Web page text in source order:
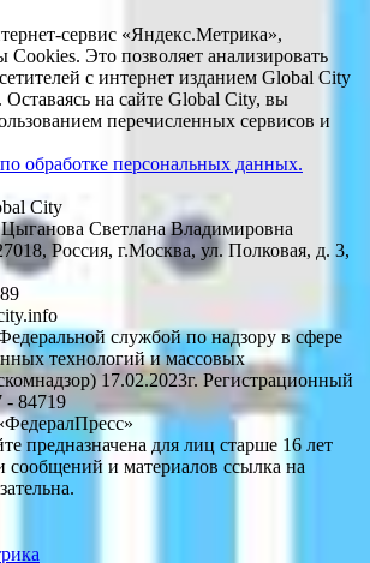
сервис «Яндекс.Метрика»,
Это позволяет анализировать
с интернет изданием Global City
Оставаясь на сайте Global City, вы
перечисленных сервисов и
обработке персональных данных.
City
Светлана Владимировна
Россия, г.Москва, ул. Полковая, д. 3,
службой по надзору в сфере
технологий и массовых
17.02.2023г. Регистрационный
84719
предназначена для лиц старше 16 лет
сообщений и материалов ссылка на